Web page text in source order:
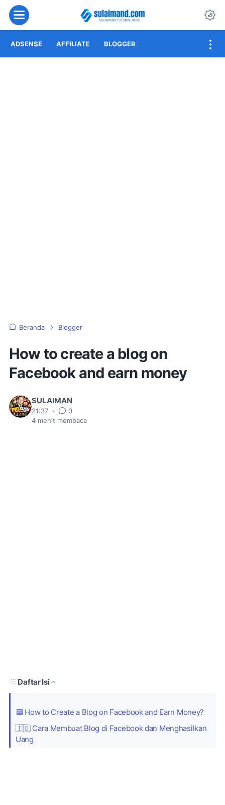
Menu
ADSENSE AFFILIATE BLOGGER
Beranda Blogger
How to create a blog on
Facebook and earn money
SULAIMAN
21:37 •
0
4 menit membaca
Daftar Isi
🟦 How to Create a Blog on Facebook and Earn Money?
🇮🇩 Cara Membuat Blog di Facebook dan Menghasilkan
Uang